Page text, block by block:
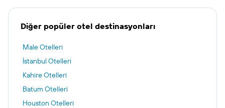
Diğer popüler otel destinasyonları
Male Otelleri
İstanbul Otelleri
Kahire Otelleri
Batum Otelleri
Houston Otelleri